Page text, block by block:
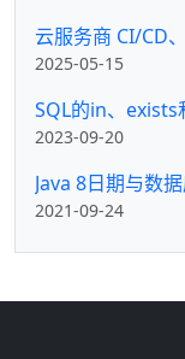
云服务商 CI/CD
2025-05-15
SQL的in、
2023-09-20
Java 8日期与数
2021-09-24